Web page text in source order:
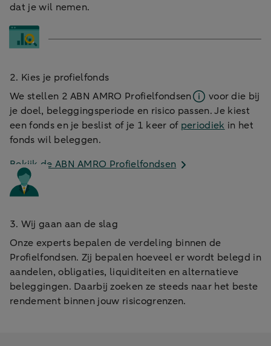
dat je wil nemen.
2. Kies je profielfonds
We stellen 2ABN AMRO Profielfondsen
voor die bij
je doel, beleggingsperiode en risico passen. Je kiest
een fonds en je beslist of je 1 keer of periodiek in het
fonds wil beleggen.
Bekijk de ABN AMRO Profielfondsen
3. Wij gaan aan de slag
Onze experts bepalen de verdeling binnen de
Profielfondsen. Zij bepalen hoeveel er wordt belegd in
aandelen, obligaties, liquiditeiten en alternatieve
beleggingen. Daarbij zoeken ze steeds naar het beste
rendement binnen jouw risicogrenzen.